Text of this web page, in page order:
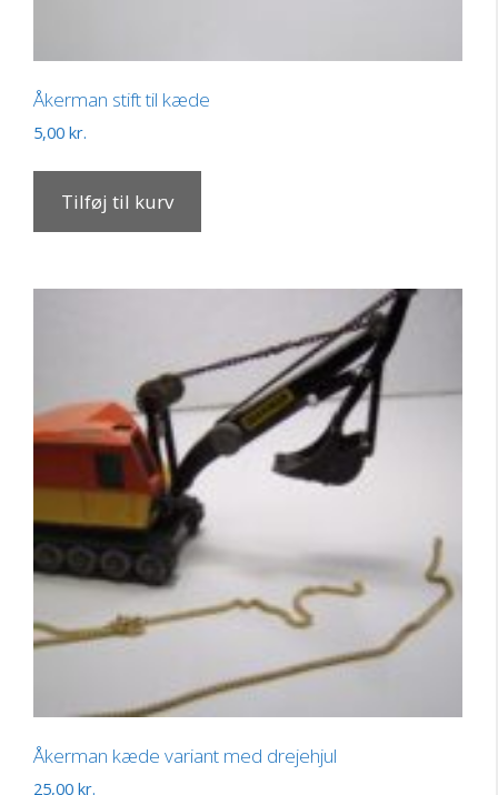
Åkerman stift til kæde
5,00 kr.
Tilføj til kurv
Åkerman kæde variant med drejehjul
25,00 kr.